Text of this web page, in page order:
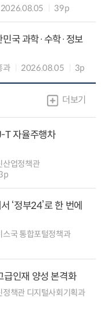
2026.08.05 39p
국 과학·수학·정보
과 2026.08.05 3p
더보기
T 자율주행차
산업정책관
‘정부24’로 한 번에
국 통합포털정책과
급인재 양성 본격화
책관 디지털사회기획과